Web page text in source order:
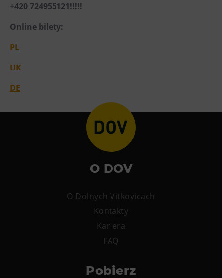
+420 724955121!!!!!
Online bilety:
PL
UK
DE
O DOV
O Dolnych Vitkovicach
Kontakty
Kariera
FAQ
Pobierz